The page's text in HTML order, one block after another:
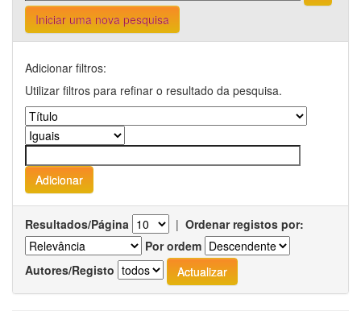
Iniciar uma nova pesquisa
Adicionar filtros:
Utilizar filtros para refinar o resultado da pesquisa.
Resultados/Página | Ordenar registos por:
Por ordem
Autores/Registo